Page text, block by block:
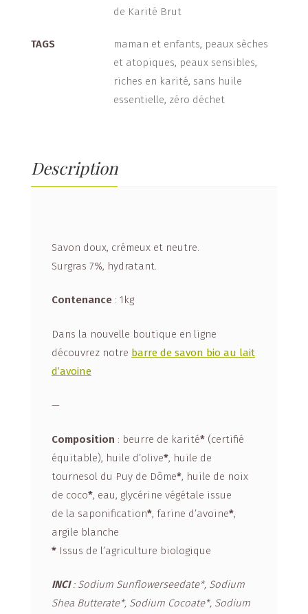
de Karité Brut
TAGS maman et enfants, peaux sèches
et atopiques, peaux sensibles,
riches en karité, sans huile
essentielle, zéro déchet
Description
Savon doux, crémeux et neutre.
Surgras 7%, hydratant.
Contenance : 1kg
Dans la nouvelle boutique en ligne
découvrez notre barre de savon bio au lait
d’avoine
—
Composition : beurre de karité* (certifié
équitable), huile d’olive*, huile de
tournesol du Puy de Dôme*, huile de noix
de coco*, eau, glycérine végétale issue
de la saponification*, farine d’avoine*,
argile blanche
* Issus de l’agriculture biologique
INCI: Sodium Sunflowerseedate*, Sodium
Shea Butterate*, Sodium Cocoate*, Sodium